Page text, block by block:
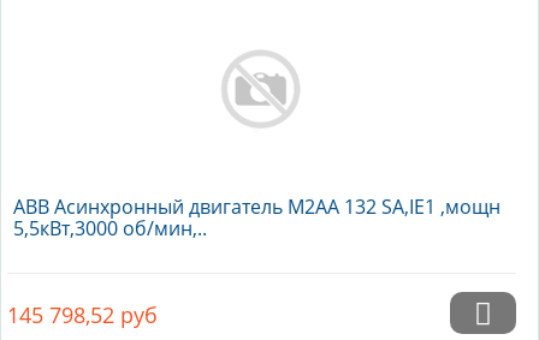
ABB Асинхронный двигатель M2AA 132 SA,IE1 ,мощн
5,5кВт,3000 об/мин,..
145 798,52 руб